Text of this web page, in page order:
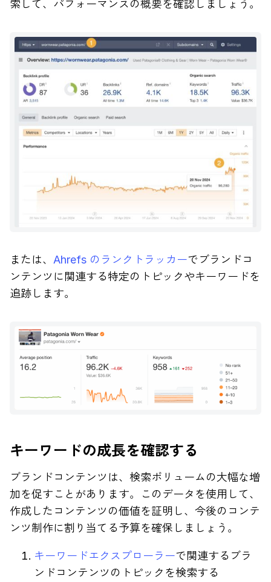
索して、パフォーマンスの概要を確認しましょう。
または、 Ahrefs のランクトラッカーでブランドコ
ンテンツに関連する特定のトピックやキーワードを
追跡します。
キーワードの成長を確認する
ブランドコンテンツは、検索ボリュームの大幅な増
加を促すことがあります。このデータを使用して、
作成したコンテンツの価値を証明し、今後のコンテ
ンツ制作に割り当てる予算を確保しましょう。
キーワードエクスプローラーで関連するブラ
ンドコンテンツのトピックを検索する